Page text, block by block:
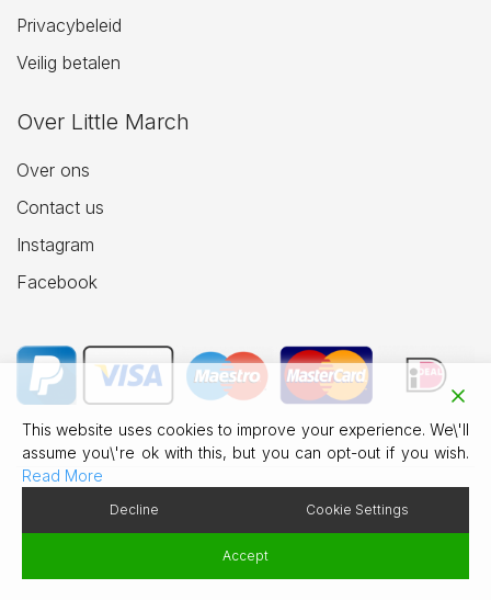
Privacybeleid
Veilig betalen
Over Little March
Over ons
Contact us
Instagram
Facebook
© 2026 Little March Jewellery.
This website uses cookies to improve your experience. We\'ll
assume you\'re ok with this, but you can opt-out if you wish.
Read More
Decline Cookie Settings
Accept